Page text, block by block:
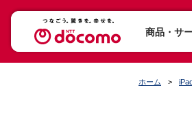
商品・サ
ホーム